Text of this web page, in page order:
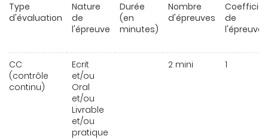
Type
d'évaluation
Nature
de
l'épreuve
Durée
(en
minutes)
Nombre
d'épreuves
de
l'épreuve
CC
(contrôle
continu)
Ecrit
et/ou
Oral
et/ou
Livrable
et/ou
pratique
2 mini 1